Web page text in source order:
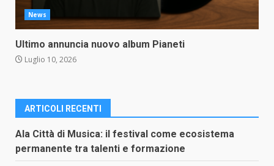
News
Ultimo annuncia nuovo album Pianeti
Luglio 10, 2026
ARTICOLI RECENTI
Ala Città di Musica: il festival come ecosistema
permanente tra talenti e formazione